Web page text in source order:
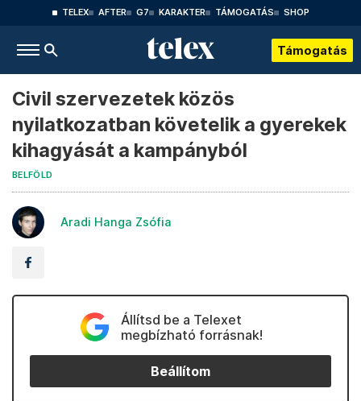
TELEX AFTER G7 KARAKTER TÁMOGATÁS SHOP
Támogatás
Civil szervezetek közös
nyilatkozatban követelik a gyerekek
kihagyását a kampányból
BELFÖLD
Aradi Hanga Zsófia
Állítsd be a Telexet
megbízható forrásnak!
Beállítom